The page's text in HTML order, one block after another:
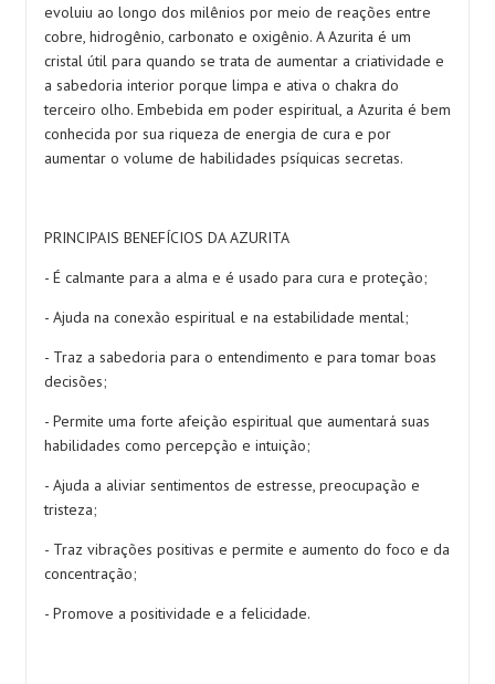
evoluiu ao longo dos milênios por meio de reações entre
cobre, hidrogênio, carbonato e oxigênio. A Azurita é um
cristal útil para quando se trata de aumentar a criatividade e
a sabedoria interior porque limpa e ativa o chakra do
terceiro olho. Embebida em poder espiritual, a Azurita é bem
conhecida por sua riqueza de energia de cura e por
aumentar o volume de habilidades psíquicas secretas.
PRINCIPAIS BENEFÍCIOS DA AZURITA
- É calmante para a alma e é usado para cura e proteção;
- Ajuda na conexão espiritual e na estabilidade mental;
- Traz a sabedoria para o entendimento e para tomar boas
decisões;
- Permite uma forte afeição espiritual que aumentará suas
habilidades como percepção e intuição;
- Ajuda a aliviar sentimentos de estresse, preocupação e
tristeza;
- Traz vibrações positivas e permite e aumento do foco e da
concentração;
- Promove a positividade e a felicidade.